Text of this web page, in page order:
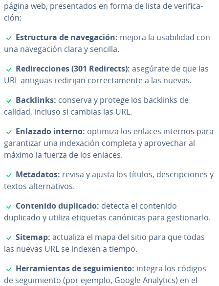
página web, pre­se­n­ta­dos en forma de lista de ve­ri­fi­ca­
ción:
✓
Es­tru­c­tu­ra de na­ve­ga­ción: mejora la usa­bi­li­dad con
una na­ve­ga­ción clara y sencilla.
✓
Re­di­re­c­cio­nes (301 Redirects): asegúrate de que las
URL antiguas redirijan co­rre­c­ta­me­n­te a las nuevas.
✓
Backlinks: conserva y protege los backlinks de
calidad, incluso si cambias las URL.
✓
Enlazado interno: optimiza los enlaces internos para
ga­ra­n­ti­zar una in­de­xa­ción completa y apro­ve­char al
máximo la fuerza de los enlaces.
✓
Metadatos: revisa y ajusta los títulos, de­s­cri­p­cio­nes y
textos al­te­r­na­ti­vos.
✓
Contenido duplicado: detecta el contenido
duplicado y utiliza etiquetas canónicas para ge­s­tio­nar­lo.
✓
Sitemap: actualiza el mapa del sitio para que todas
las nuevas URL se indexen a tiempo.
✓
He­rra­mie­n­tas de se­gui­mie­n­to: integra los códigos
de se­gui­mie­n­to (por ejemplo, Google Analytics) en el